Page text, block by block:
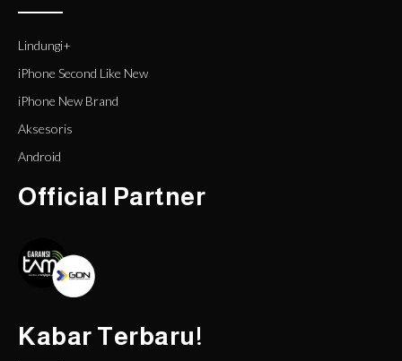
Lindungi+
iPhone Second Like New
iPhone New Brand
Aksesoris
Android
Official Partner
Kabar Terbaru!